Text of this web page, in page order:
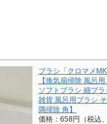
ブラシ「クロマメ
【換気扇掃除 風呂
ソフトブラシ 細ブ
雑貨 風呂用ブラシ
隅掃除 角】
価格：658円（税込